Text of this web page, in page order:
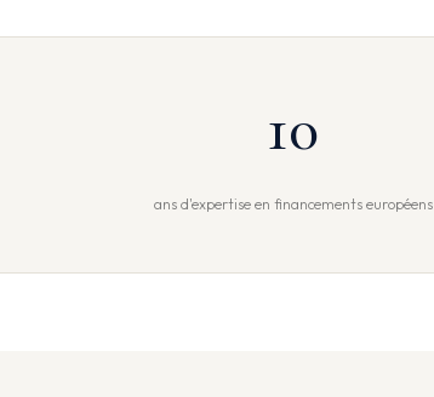
10
ans d'expertise en financements européens